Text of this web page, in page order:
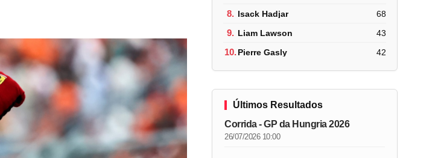
8. Isack Hadjar 68
9. Liam Lawson 43
10.Pierre Gasly 42
Últimos Resultados
Corrida - GP da Hungria 2026
26/07/2026 10:00